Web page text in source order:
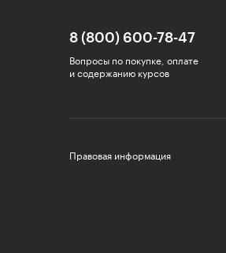
8 (800) 600-78-47
Вопросы по покупке, оплате
и содержанию курсов
Правовая информация